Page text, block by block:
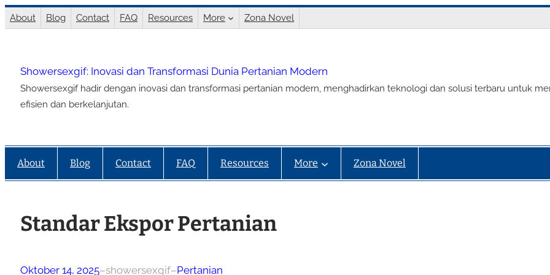
Lewati
ke
About Blog Contact FAQ Resources More Zona Novel
Showersexgif: Inovasi dan Transformasi Dunia Pertanian Modern
Showersexgif hadir dengan inovasi dan transformasi pertanian modern, menghadirkan teknologi dan solusi terbaru untuk
efisien dan berkelanjutan.
About Blog Contact FAQ Resources More Zona Novel
Standar Ekspor Pertanian
Oktober 14, 2025–showersexgif–Pertanian